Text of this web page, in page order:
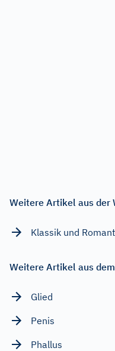
Weitere Artikel aus der
Klassik und
Weitere Artikel aus
Glied
Penis
Phallus